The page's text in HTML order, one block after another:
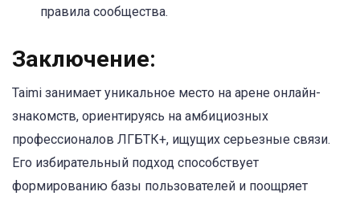
правила сообщества.
Заключение:
Taimi занимает уникальное место на арене онлайн-
знакомств, ориентируясь на амбициозных
профессионалов ЛГБТК+, ищущих серьезные связи.
Его избирательный подход способствует
формированию базы пользователей и поощряет